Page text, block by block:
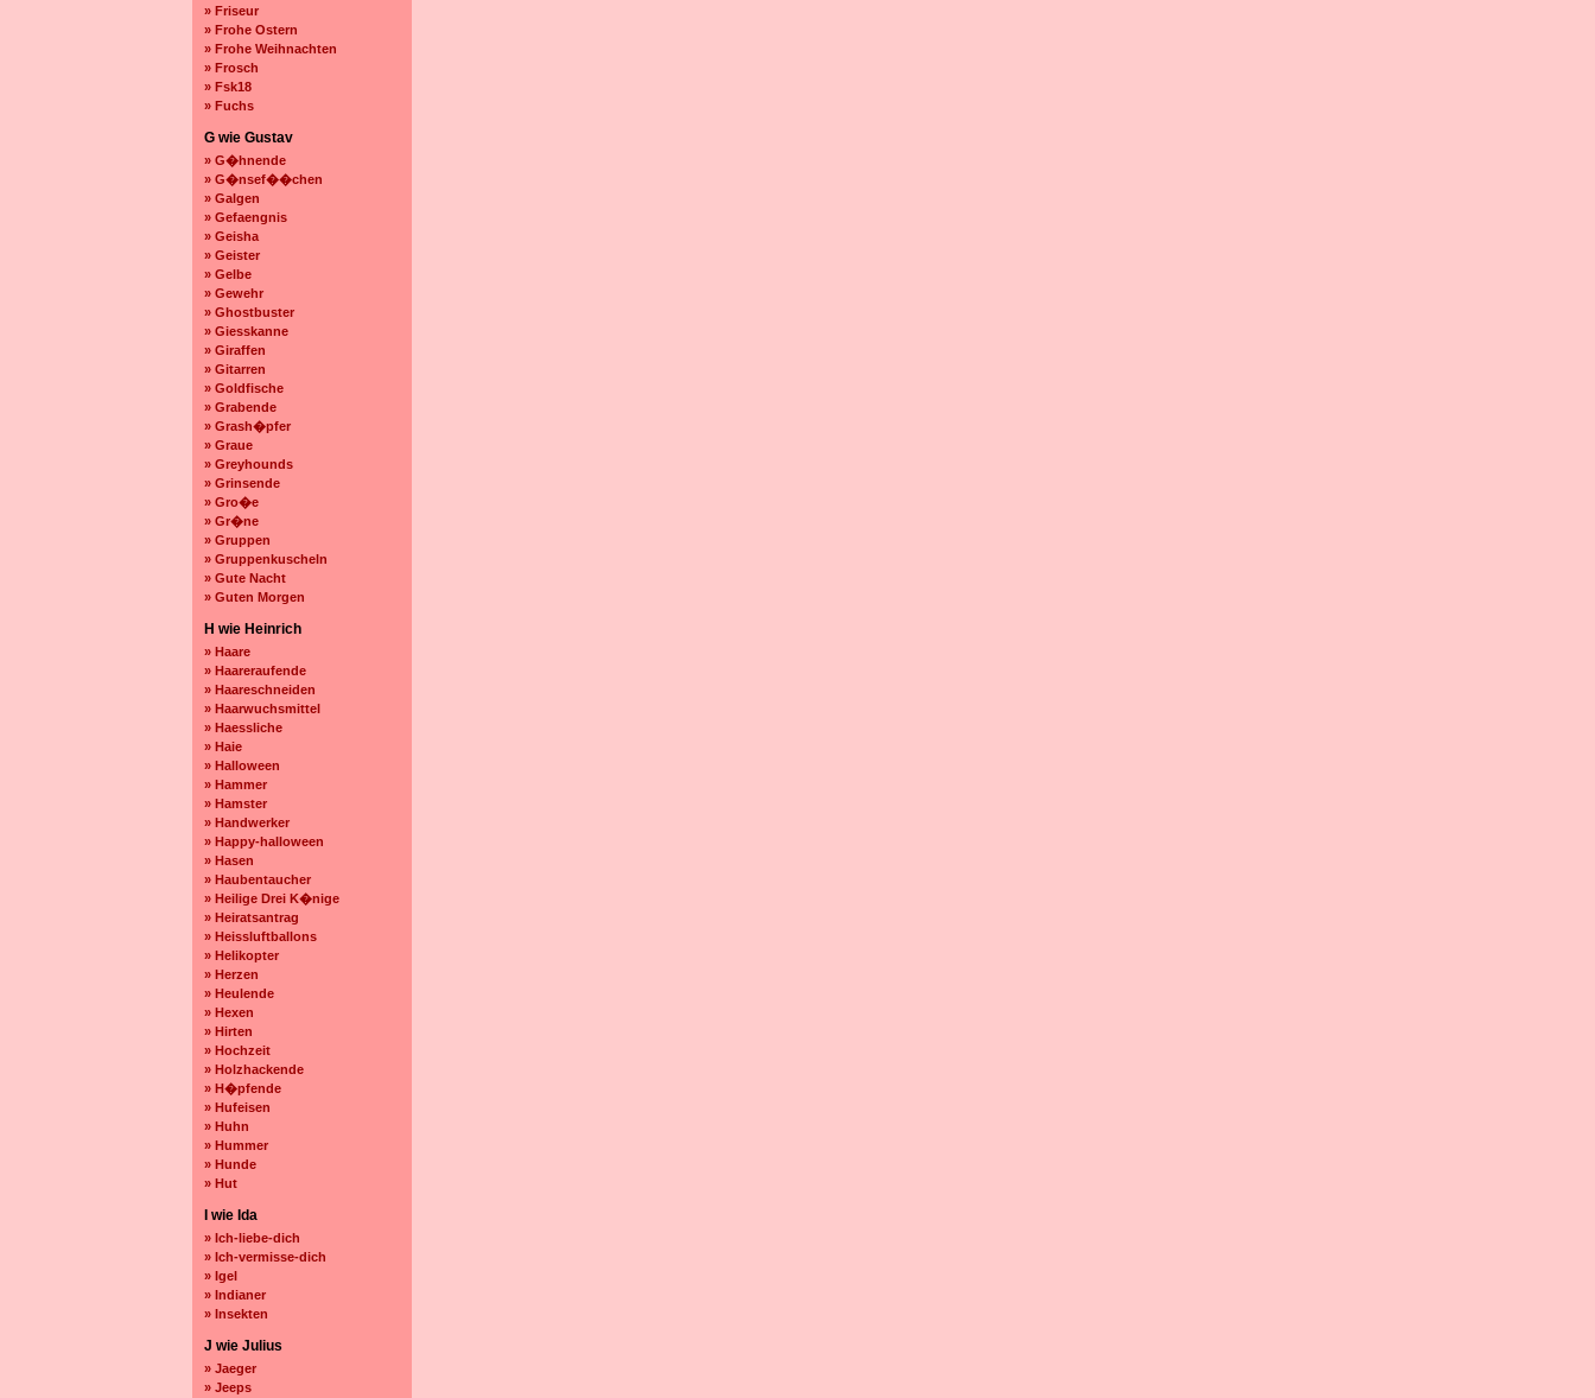
» Friseur
» Frohe Ostern
» Frohe Weihnachten
» Frosch
» Fsk18
» Fuchs
G wie Gustav
» G�hnende
» G�nsef��chen
» Galgen
» Gefaengnis
» Geisha
» Geister
» Gelbe
» Gewehr
» Ghostbuster
» Giesskanne
» Giraffen
» Gitarren
» Goldfische
» Grabende
» Grash�pfer
» Graue
» Greyhounds
» Grinsende
» Gro�e
» Gr�ne
» Gruppen
» Gruppenkuscheln
» Gute Nacht
» Guten Morgen
H wie Heinrich
» Haare
» Haareraufende
» Haareschneiden
» Haarwuchsmittel
» Haessliche
» Haie
» Halloween
» Hammer
» Hamster
» Handwerker
» Happy-halloween
» Hasen
» Haubentaucher
» Heilige Drei K�nige
» Heiratsantrag
» Heissluftballons
» Helikopter
» Herzen
» Heulende
» Hexen
» Hirten
» Hochzeit
» Holzhackende
» H�pfende
» Hufeisen
» Huhn
» Hummer
» Hunde
» Hut
I wie Ida
» Ich-liebe-dich
» Ich-vermisse-dich
» Igel
» Indianer
» Insekten
J wie Julius
» Jaeger
» Jeeps